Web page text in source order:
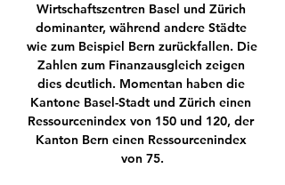
Wirtschaftszentren Basel und Zürich
dominanter, während andere Städte
wie zum Beispiel Bern zurückfallen. Die
Zahlen zum Finanzausgleich zeigen
dies deutlich. Momentan haben die
Kantone Basel-Stadt und Zürich einen
Ressourcenindex von 150 und 120, der
Kanton Bern einen Ressourcenindex
von 75.